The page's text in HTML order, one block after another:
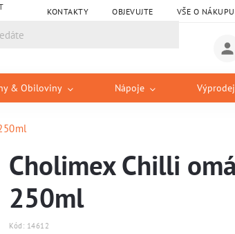
KONTAKTY OBJEVUJTE VŠE O NÁKUPU
& Obiloviny Nápoje
Cholimex Chilli
250ml
Kód: 14612